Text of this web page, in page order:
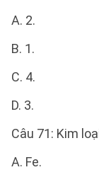
A. 2.
B. 1.
C. 4.
D. 3.
Câu 71: Kim
A. Fe.